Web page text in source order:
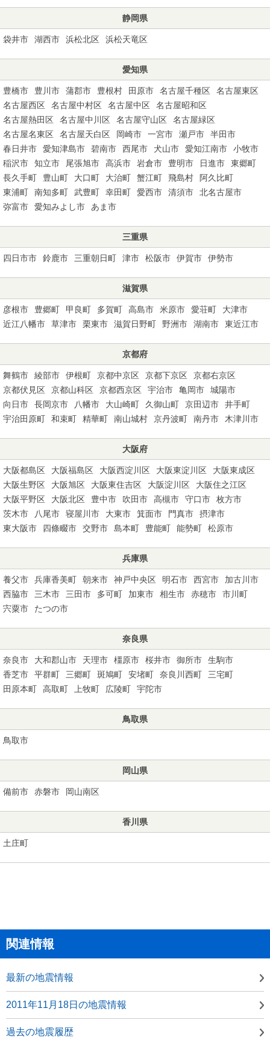
静岡県
袋井市 湖西市 浜松北区 浜松天竜区
愛知県
豊橋市 豊川市 蒲郡市 豊根村 田原市 名古屋千種区
名古屋東区
名古屋西区
名古屋中村区 名古屋中区
名古屋昭和区
名古屋熱田区
名古屋中川区 名古屋守山区
名古屋緑区
名古屋名東区
名古屋天白区 岡崎市 一宮市 瀬戸市
半田市
春日井市
愛知津島市 碧南市 西尾市 犬山市 愛知江南市
小牧市
稲沢市
知立市 尾張旭市 高浜市 岩倉市 豊明市 日進市
東郷町
長久手町
豊山町 大口町 大治町 蟹江町 飛島村
阿久比町
東浦町
南知多町 武豊町 幸田町 愛西市 清須市
北名古屋市
弥富市
愛知みよし市 あま市
三重県
四日市市 鈴鹿市 三重朝日町 津市 松阪市 伊賀市 伊勢市
滋賀県
彦根市 豊郷町 甲良町 多賀町 高島市 米原市 愛荘町
大津市
近江八幡市
草津市 栗東市 滋賀日野町 野洲市 湖南市 東近江市
京都府
舞鶴市 綾部市 伊根町 京都中京区 京都下京区
京都右京区
京都伏見区
京都山科区 京都西京区 宇治市 亀岡市
城陽市
向日市
長岡京市 八幡市 大山崎町 久御山町 京田辺市
井手町
宇治田原町
和束町 精華町 南山城村 京丹波町 南丹市 木津川市
大阪府
大阪都島区 大阪福島区 大阪西淀川区 大阪東淀川区
大阪東成区
大阪生野区
大阪旭区 大阪東住吉区 大阪淀川区
大阪住之江区
大阪平野区
大阪北区 豊中市 吹田市 高槻市 守口市
枚方市
茨木市
八尾市 寝屋川市 大東市 箕面市 門真市
摂津市
東大阪市
四條畷市 交野市 島本町 豊能町 能勢町 松原市
兵庫県
養父市 兵庫香美町 朝来市 神戸中央区 明石市 西宮市
加古川市
西脇市
三木市 三田市 多可町 加東市 相生市 赤穂市
市川町
宍粟市
たつの市
奈良県
奈良市 大和郡山市 天理市 橿原市 桜井市 御所市
生駒市
香芝市
平群町 三郷町 斑鳩町 安堵町 奈良川西町
三宅町
田原本町
高取町 上牧町 広陵町 宇陀市
鳥取県
鳥取市
岡山県
備前市 赤磐市 岡山南区
香川県
土庄町
関連情報
最新の地震情報
2011年11月18日の地震情報
過去の地震履歴